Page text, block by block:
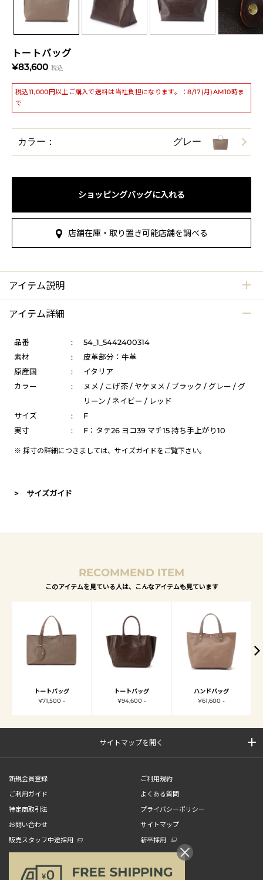
トートバッグ
¥83,600 税込
税込11,000円以上ご購入で送料は当社負担になります。：8/17(月)AM10時ま
で
カラー： グレー
ショッピングバッグに入れる
店舗在庫・取り置き可能店舗を調べる
アイテム説明
アイテム詳細
品番 :
54_1_5442400314
素材
:
皮革部分：牛革
原産国
:
イタリア
カラー
:
ヌメ / こげ茶 / ヤケヌメ / ブラック / グレー / グ
リーン / ネイビー / レッド
サイズ
:
F
実寸
: F：タテ26 ヨコ39 マチ15 持ち手上がり10
※ 採寸の詳細につきましては、 サイズガイドをご覧下さい。
> サイズガイド
RECOMMEND ITEM
このアイテムを見ている人は、こんなアイテムも見ています
トートバッグ
¥71,500 -
トートバッグ
¥94,600 -
ハンドバッグ
¥61,600 -
サイトマップを開く
新規会員登録
ご利用規約
ご利用ガイド
よくある質問
特定商取引法
プライバシーポリシー
お問い合わせ
サイトマップ
販売スタッフ中途採用
新卒採用